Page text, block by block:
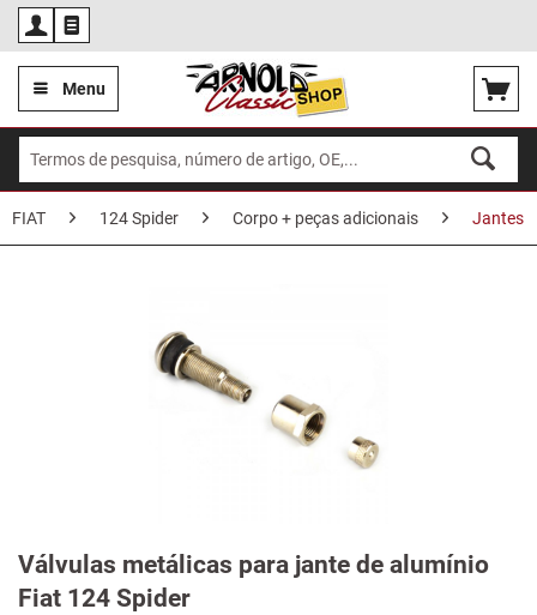
Menu
FIAT 124 Spider Corpo + peças adicionais Jantes
Válvulas metálicas para jante de alumínio
Fiat 124 Spider